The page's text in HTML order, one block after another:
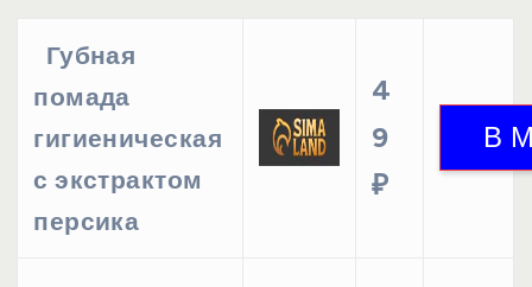
Губная
помада
гигиеническая
с экстрактом
персика
4
9
₽